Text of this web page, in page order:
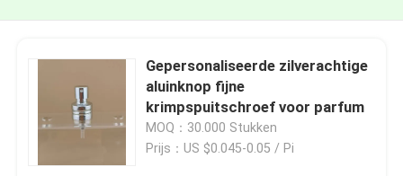
Gepersonaliseerde zilverachtige
aluinknop fijne
krimpspuitschroef voor parfum
MOQ：30.000 Stukken
Prijs：US $0.045-0.05 / Pi